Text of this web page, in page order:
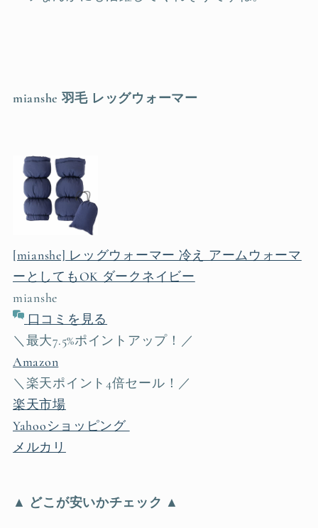
mianshe 羽毛 レッグウォーマー
[mianshe] レッグウォーマー 冷え アームウォーマ
ーとしてもOK ダークネイビー
mianshe
口コミを見る
＼最大7.5%ポイントアップ！／
Amazon
＼楽天ポイント4倍セール！／
楽天市場
Yahooショッピング
メルカリ
▲ どこが安いかチェック ▲